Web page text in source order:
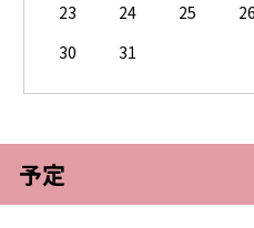
23
24 25 26
30
31
予定